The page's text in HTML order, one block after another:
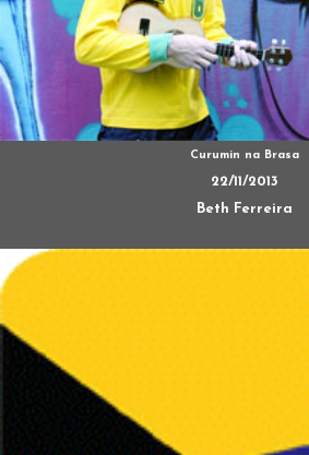
Curumin na Brasa
22/11/2013
Beth Ferreira